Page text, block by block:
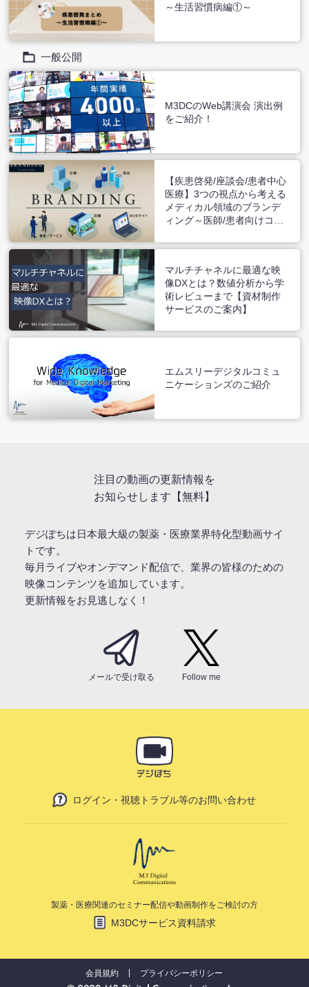
～生活習慣病編①～
一般公開
M3DCのWeb講演会 演出例
をご紹介！
【疾患啓発/座談会/患者中心
医療】3つの視点から考える
メディカル領域のブランデ
ィング～医師/患者向けコミ
マルチチャネルに最適な映
像DXとは？数値分析から学
術レビューまで【資材制作
サービスのご案内】
エムスリーデジタルコミュ
ニケーションズのご紹介
注目の動画の更新情報を
お知らせします【無料】
デジぽちは日本最大級の製薬・医療業界特化型動画サイ
トです。
毎月ライブやオンデマンド配信で、業界の皆様のための
映像コンテンツを追加しています。
更新情報をお見逃しなく！
メールで受け取る Follow me
ログイン・視聴トラブル等のお問い合わせ
製薬・医療関連のセミナー配信や動画制作をご検討の方
M3DCサービス資料請求
会員規約 プライバシーポリシー